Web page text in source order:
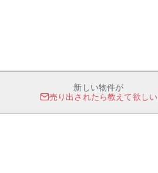
新しい物件が
売り出されたら教えて欲しい
1 / 0